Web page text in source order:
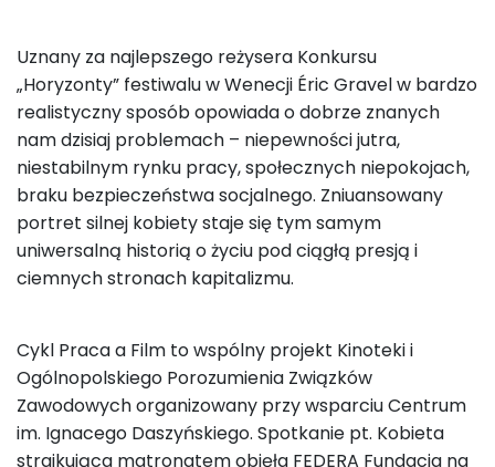
Uznany za najlepszego reżysera Konkursu
„Horyzonty” festiwalu w Wenecji Éric Gravel w bardzo
realistyczny sposób opowiada o dobrze znanych
nam dzisiaj problemach – niepewności jutra,
niestabilnym rynku pracy, społecznych niepokojach,
braku bezpieczeństwa socjalnego. Zniuansowany
portret silnej kobiety staje się tym samym
uniwersalną historią o życiu pod ciągłą presją i
ciemnych stronach kapitalizmu.
Cykl Praca a Film to wspólny projekt Kinoteki i
Ogólnopolskiego Porozumienia Związków
Zawodowych organizowany przy wsparciu Centrum
im. Ignacego Daszyńskiego. Spotkanie pt. Kobieta
strajkująca matronatem objęła FEDERA Fundacja na